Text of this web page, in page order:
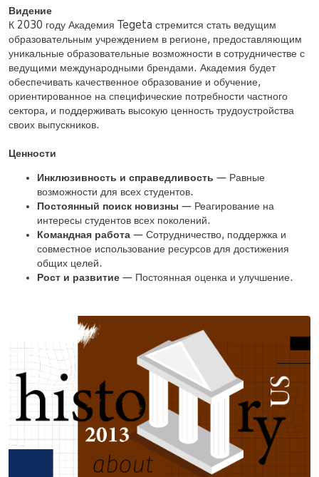
Видение
К 2030 году Академия Tegeta стремится стать ведущим
образовательным учреждением в регионе, предоставляющим
уникальные образовательные возможности в сотрудничестве с
ведущими международными брендами. Академия будет
обеспечивать качественное образование и обучение,
ориентированное на специфические потребности частного
сектора, и поддерживать высокую ценность трудоустройства
своих выпускников.
Ценности
Инклюзивность и справедливость — Равные
возможности для всех студентов.
Постоянный поиск новизны — Реагирование на
интересы студентов всех поколений.
Командная работа — Сотрудничество, поддержка и
совместное использование ресурсов для достижения
общих целей.
Рост и развитие — Постоянная оценка и улучшение.